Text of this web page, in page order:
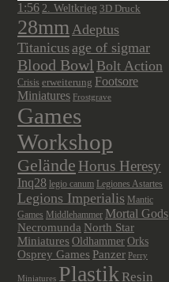
1:56 2. Weltkrieg 3D Druck
28mmAdeptus
Titanicusage of sigmar
Blood Bowl Bolt Action
Crisis erweiterung Footsore
Miniatures Frostgrave
Games
Workshop
Gelände Horus Heresy
Inq28 legio canum Legiones Astartes
Legions Imperialis Mantic
Games Middlehammer Mortal Gods
Necromunda North Star
Miniatures Oldhammer Orks
Osprey Games Panzer Perry
Miniatures Plastik Resin